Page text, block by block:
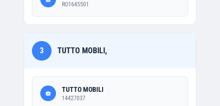
RO1645501
3 TUTTO MOBILI,
TUTTO MOBILI
14427037